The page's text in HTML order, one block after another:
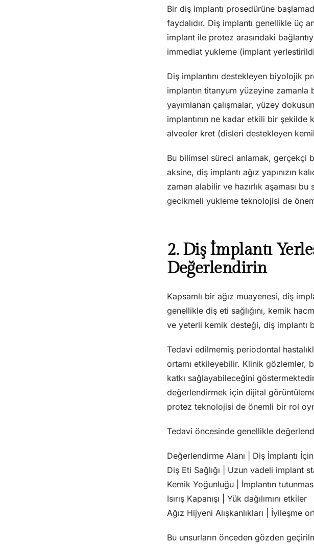
Bir diş implantı prosedürüne
faydalıdır. Diş implantı genellikle üç
implant ile protez arasındaki
immediat yukleme (implant
Diş implantını destekleyen biyolojik
implantın titanyum yüzeyine zamanla
yayımlanan çalışmalar, yüzey
implantının ne kadar etkili bir şekilde
alveoler kret (disleri destekleyen
Bu bilimsel süreci anlamak, gerçekçi
aksine, diş implantı ağız yapınızın
zaman alabilir ve hazırlık aşaması
gecikmeli yukleme teknolojisi de
2. Diş İmplantı
Değerlendirin
Kapsamlı bir ağız muayenesi, diş
genellikle diş eti sağlığını, kemik
ve yeterli kemik desteği, diş implantı
Tedavi edilmemiş periodontal
ortamı etkileyebilir. Klinik gözlemler,
katkı sağlayabileceğini
değerlendirmek için dijital
protez teknolojisi de önemli bir rol
Tedavi öncesinde genellikle
Değerlendirme Alanı | Diş İmplantı
Diş Eti Sağlığı | Uzun vadeli implant
Kemik Yoğunluğu | İmplantın
Isırış Kapanışı | Yük dağılımını etkiler
Ağız Hijyeni Alışkanlıkları | İyileşme
Bu unsurların önceden gözden